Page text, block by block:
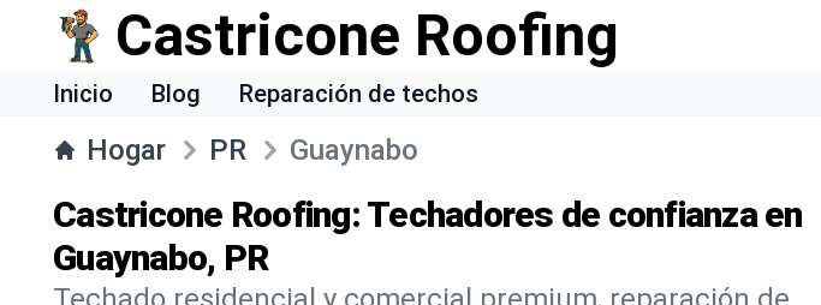
Castricone Roofing
Inicio Blog Reparación de techos
Hogar PR Guaynabo
Castricone Roofing: Techadores de confianza en
Guaynabo, PR